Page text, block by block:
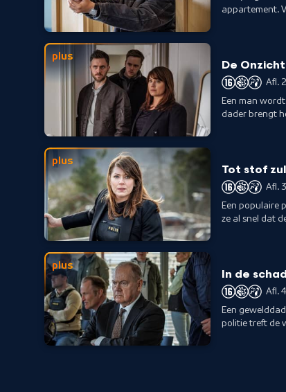
appartement.
plus
De
Afl. 2
Een man
dader brengt
plus
Tot stof
Afl. 3
Een populaire
ze al snel dat
plus
In de
Afl. 4
Een
politie treft de